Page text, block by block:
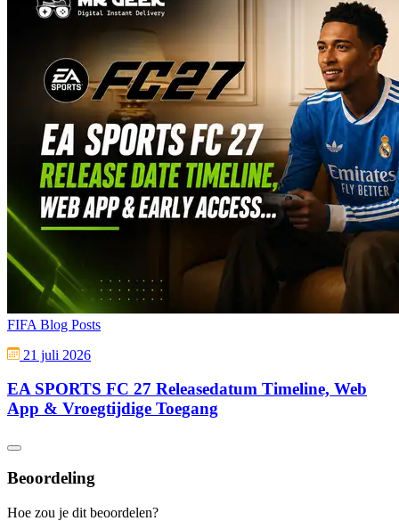
FIFA Blog Posts
21 juli 2026
EA SPORTS FC 27 Releasedatum Timeline, Web
App & Vroegtijdige Toegang
Beoordeling
Hoe zou je dit beoordelen?